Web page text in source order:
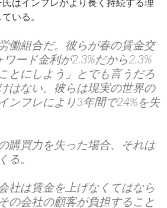
いる。
働組合だ。彼らが春の賃金交
ード金利が2.3%だから2.3%
とにしよう」とでも言うだろ
はない。彼らは現実の世界の
ンフレにより3年間で24%を失
購買力を失った場合、それは
る。
社は賃金を上げなくてはなら
の会社の顧客が負担すること